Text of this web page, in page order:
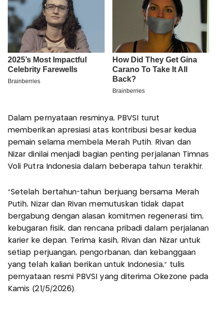
Dalam pernyataan resminya, PBVSI turut
memberikan apresiasi atas kontribusi besar kedua
pemain selama membela Merah Putih. Rivan dan
Nizar dinilai menjadi bagian penting perjalanan Timnas
Voli Putra Indonesia dalam beberapa tahun terakhir.
“Setelah bertahun-tahun berjuang bersama Merah
Putih, Nizar dan Rivan memutuskan tidak dapat
bergabung dengan alasan komitmen regenerasi tim,
kebugaran fisik, dan rencana pribadi dalam perjalanan
karier ke depan. Terima kasih, Rivan dan Nizar untuk
setiap perjuangan, pengorbanan, dan kebanggaan
yang telah kalian berikan untuk Indonesia,” tulis
pernyataan resmi PBVSI yang diterima Okezone pada
Kamis (21/5/2026).